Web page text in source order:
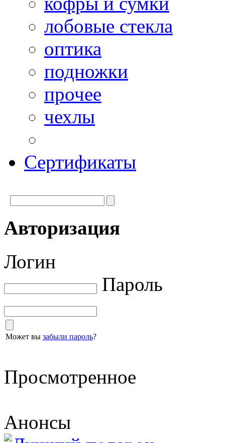
лобовые стекла
оптика
подножки
прочее
чехлы
Сертификаты
Авторизация
Логин
Пароль
Может вы забыли пароль?
Просмотренное
Анонсы